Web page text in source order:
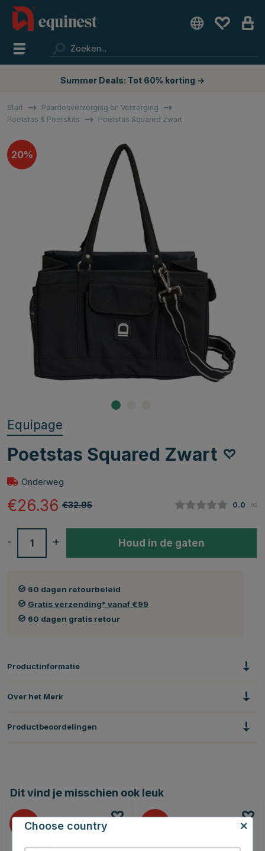
Summer Deals: Tot 60% korting →
Start
Paardenverzorging en Verzorging
Poetstas & Poetskits
Poetstas Squared Zwart
20
Equipage
Poetstas Squared Zwart
Onderweg
€32.95
€26.36 0.0 (0)
+
- Houd in de gaten
60 dagen retourbeleid
Gratis verzending* vanaf €99
60 dagen gratis retour
Productinformatie
Over het Merk
Productbeoordelingen
Dit vind je misschien ook leuk
20Choose country